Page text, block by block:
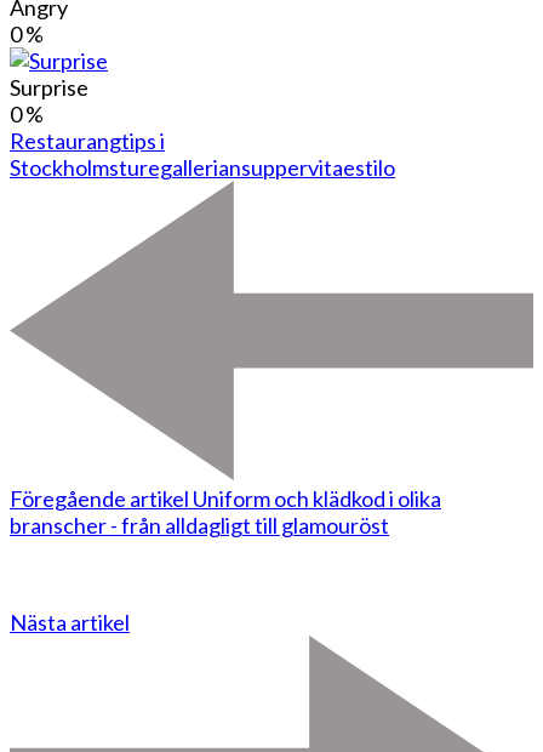
Angry
0%
Surprise
0%
Restaurangtips i
Stockholmsturegalleriansuppervitaestilo
Föregående artikel Uniform och klädkod i olika
branscher - från alldagligt till glamouröst
Nästa artikel